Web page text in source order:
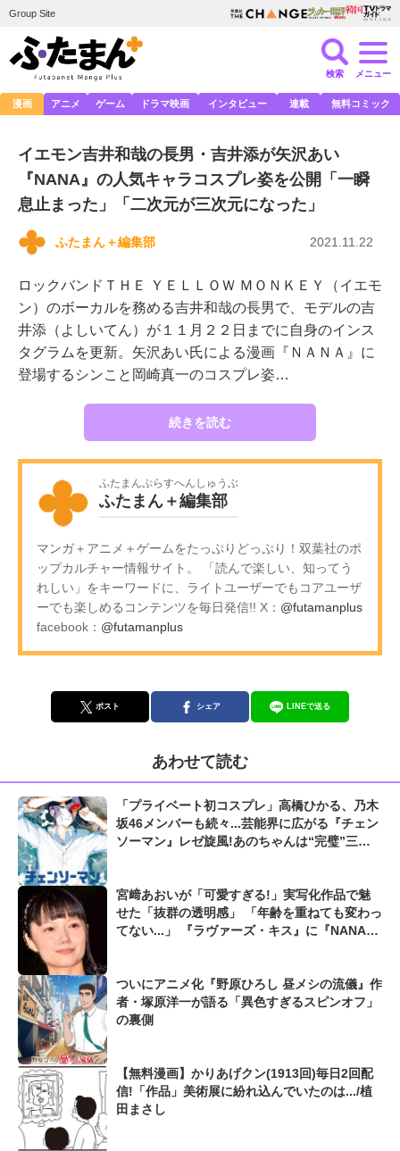
Group Site
検索 メニュー
漫画 アニメ ゲーム ドラマ映画 インタビュー 連載 無料コミック
イエモン吉井和哉の長男・吉井添が矢沢あい
『NANA』の人気キャラコスプレ姿を公開「一瞬
息止まった」「二次元が三次元になった」
ふたまん＋編集部 2021.11.22
ロックバンドＴＨＥ ＹＥＬＬＯＷ ＭＯＮＫＥＹ（イエモ
ン）のボーカルを務める吉井和哉の長男で、モデルの吉
井添（よしいてん）が１１月２２日までに自身のインス
タグラムを更新。矢沢あい氏による漫画『ＮＡＮＡ』に
登場するシンこと岡崎真一のコスプレ姿…
続きを読む
ふたまんぷらすへんしゅうぶ
ふたまん＋編集部
マンガ＋アニメ＋ゲームをたっぷりどっぷり！双葉社のポ
ップカルチャー情報サイト。 「読んで楽しい、知ってう
れしい」をキーワードに、ライトユーザーでもコアユーザ
ーでも楽しめるコンテンツを毎日発信!! X： @futamanplus
facebook： @futamanplus
ポスト シェア LINEで送る
あわせて読む
「プライベート初コスプレ」高橋ひかる、乃木
坂46メンバーも続々...芸能界に広がる『チェン
ソーマン』レゼ旋風!あのちゃんは“完璧”三船
宮﨑あおいが「可愛すぎる!」実写化作品で魅
せた「抜群の透明感」 「年齢を重ねても変わっ
てない...」 『ラヴァーズ・キス』に『NANA』
ついにアニメ化『野原ひろし 昼メシの流儀』作
者・塚原洋一が語る「異色すぎるスピンオフ」
の裏側
【無料漫画】かりあげクン(1913回)毎日2回配
信!「作品」美術展に紛れ込んでいたのは.../植
田まさし